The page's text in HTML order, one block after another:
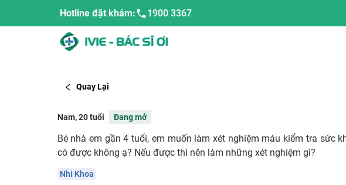
Hotline đặt khám: 1900 3367
Quay Lại
Nam, 20 tuổi Đang mở
Bé nhà em gần 4 tuổi, em muốn làm xét nghiệm máu kiểm tra sức
có được không ạ? Nếu được thì nên làm những xét nghiệm gì?
Nhi Khoa